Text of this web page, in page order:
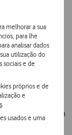
melhorar a sua
para lhe
analisar dados
utilização do
sociais e de
próprios e de
e
usados e uma
e os ouvintes
dedicado à
será
e repetido aos
Vodafone FM, o
de um alargado
novo e relevante na